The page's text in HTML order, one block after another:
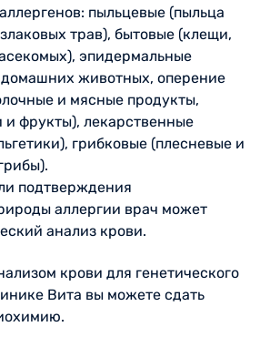
пыльцевые (пыльца
трав), бытовые (клещи,
эпидермальные
животных, оперение
и мясные продукты,
и фрукты), лекарственные
грибковые (плесневые и
подтверждения
аллергии врач может
анализ крови.
крови для генетического
Вита вы можете сдать